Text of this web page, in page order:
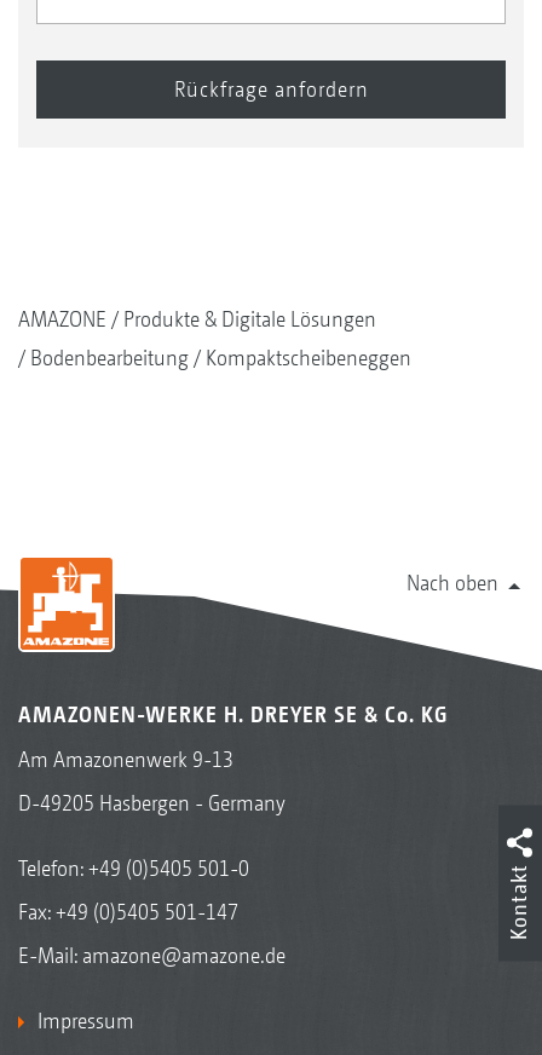
AMAZONE
Produkte & Digitale Lösungen
Bodenbearbeitung
Kompaktscheibeneggen
Nach oben
AMAZONEN-WERKE H. DREYER SE & Co. KG
Am Amazonenwerk 9-13
D-49205 Hasbergen - Germany
Telefon:+49 (0)5405 501-0
Fax: +49 (0)5405 501-147
E-Mail: amazone@amazone.de
Impressum
Kontakt